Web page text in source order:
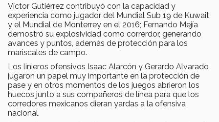
Víctor Gutiérrez contribuyó con la capacidad y
experiencia como jugador del Mundial Sub 19 de Kuwait
y el Mundial de Monterrey en el 2016; Fernando Mejía
demostró su explosividad como correrdor, generando
avances y puntos, además de protección para los
mariscales de campo.
Los linieros ofensivos Isaac Alarcón y Gerardo Alvarado
jugaron un papel muy importante en la protección de
pase y en otros momentos de los juegos abrieron los
huecos junto a sus compañeros de línea para que los
corredores mexicanos dieran yardas a la ofensiva
nacional.